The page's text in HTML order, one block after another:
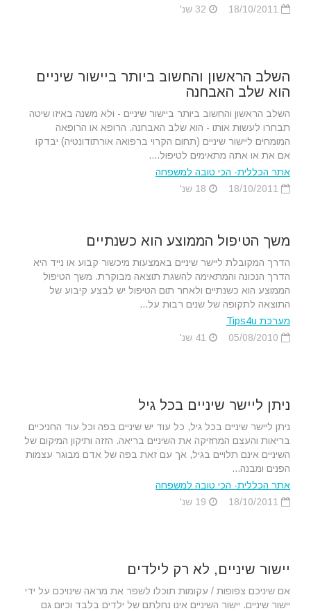
השלב הראשון והחשוב ביותר ביישור שיניים
הוא שלב האבחנה
השלב הראשון והחשוב ביותר ביישור שיניים - ולא משנה באיזו שיטה
תבחרו לעשות אותו - הוא שלב האבחנה. הרופא או הרופאה
המומחים ליישור שיניים (תחום הקרוי ברפואה אורתודונטיה) יבדקו
אם את או אתה מתאימים לטיפול....
אתר הכללית- הכי טובה למשפחה
משך הטיפול הממוצע הוא כשנתיים
הדרך המקובלת ליישר שיניים באמצעות מיכשור קבוע או נייד היא
הדרך הנכונה והמתאימה להשגת תוצאה מבוקרת. משך הטיפול
הממוצע הוא כשנתיים ולאחר תום הטיפול יש לבצע קיבוע של
התוצאה לתקופה של שנים רבות על...
מערכת Tips4u
ניתן ליישר שיניים בכל גיל
ניתן ליישר שיניים בכל גיל, כל עוד יש שיניים בפה וכל עוד החניכיים
בריאות והעצם המחזיקה את השיניים בריאה. הזזה ותיקון המיקום של
השיניים אינם תלויים בגיל, אך עם זאת בפה של אדם מבוגר עצמות
הפנים ומבנה...
אתר הכללית- הכי טובה למשפחה
יישור שיניים, לא רק לילדים
אם שיניכם צפופות / עקומות תוכלו לשפר את מראה שינויכם על ידי
יישור שיניים. יישור השיניים אינו נחלתם של ילדים בלבד וכיום גם